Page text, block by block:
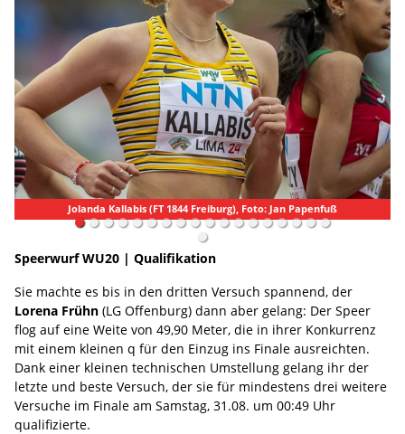
Jolanda Kallabis (FT 1844 Freiburg), Foto: Jan Papenfuß
Speerwurf WU20 | Qualifikation
Sie machte es bis in den dritten Versuch spannend, der
Lorena Frühn (LG Offenburg) dann aber gelang: Der Speer
flog auf eine Weite von 49,90 Meter, die in ihrer Konkurrenz
mit einem kleinen q für den Einzug ins Finale ausreichten.
Dank einer kleinen technischen Umstellung gelang ihr der
letzte und beste Versuch, der sie für mindestens drei weitere
Versuche im Finale am Samstag, 31.08. um 00:49 Uhr
qualifizierte.